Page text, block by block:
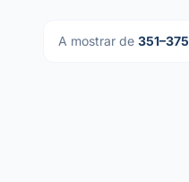
A mostrar de 351–375